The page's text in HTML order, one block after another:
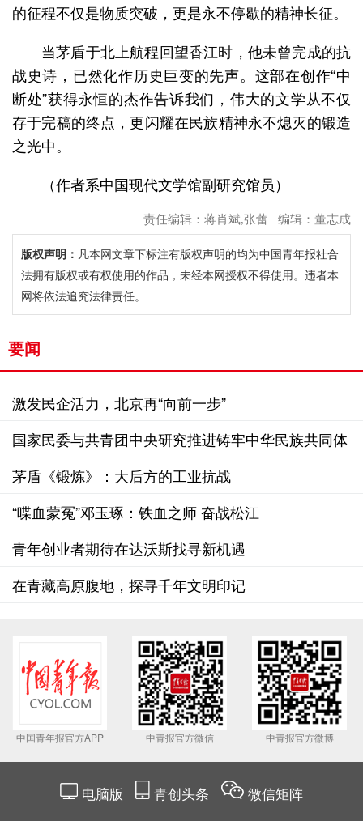
的征程不仅是物质突破，更是永不停歇的精神长征。
当茅盾于北上航程回望香江时，他未曾完成的抗
战史诗，已然化作历史巨变的先声。这部在创作“中
断处”获得永恒的杰作告诉我们，伟大的文学从不仅
存于完稿的终点，更闪耀在民族精神永不熄灭的锻造
之光中。
（作者系中国现代文学馆副研究馆员）
责任编辑：蒋肖斌,张蕾 编辑：董志成
版权声明： 凡本网文章下标注有版权声明的均为中国青年报社合
法拥有版权或有权使用的作品，未经本网授权不得使用。违者本
网将依法追究法律责任。
要闻
激发民企活力，北京再“向前一步”
国家民委与共青团中央研究推进铸牢中华民族共同体
意识工作
茅盾《锻炼》：大后方的工业抗战
“喋血蒙冤”邓玉琢：铁血之师 奋战松江
青年创业者期待在达沃斯找寻新机遇
在青藏高原腹地，探寻千年文明印记
中国青年报官方APP 中青报官方微信 中青报官方微博
电脑版 青创头条 微信矩阵